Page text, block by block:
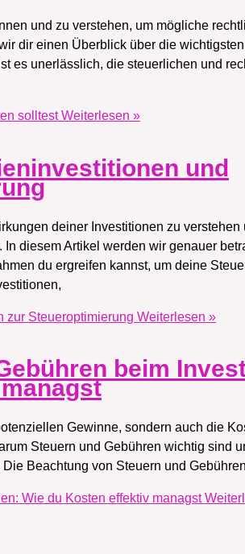
und zu verstehen, um mögliche
dir einen Überblick über die
es unerlässlich, die steuerlichen und
solltestWeiterlesen »
und
deiner Investitionen zu verstehen
diesem Artikel werden wir genauer
du ergreifen kannst, um deine
zur Steueroptimierung Weiterlesen »
beim
Gewinne, sondern auch die
Steuern und Gebühren wichtig sind
Beachtung von Steuern und
Wie du Kosten effektiv managst